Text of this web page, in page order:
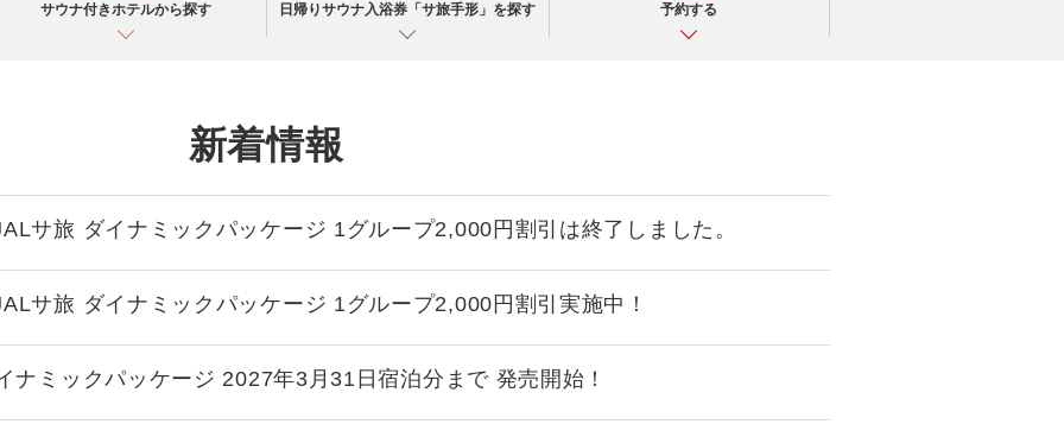
サウナ付きホテルから探す 日帰りサウナ入浴券「サ旅手形」を探す 予約する
新着情報
サ旅 ダイナミックパッケージ 1グループ2,000円割引は終了しました。
サ旅 ダイナミックパッケージ 1グループ2,000円割引実施中！
ナミックパッケージ 2027年3月31日宿泊分まで 発売開始！